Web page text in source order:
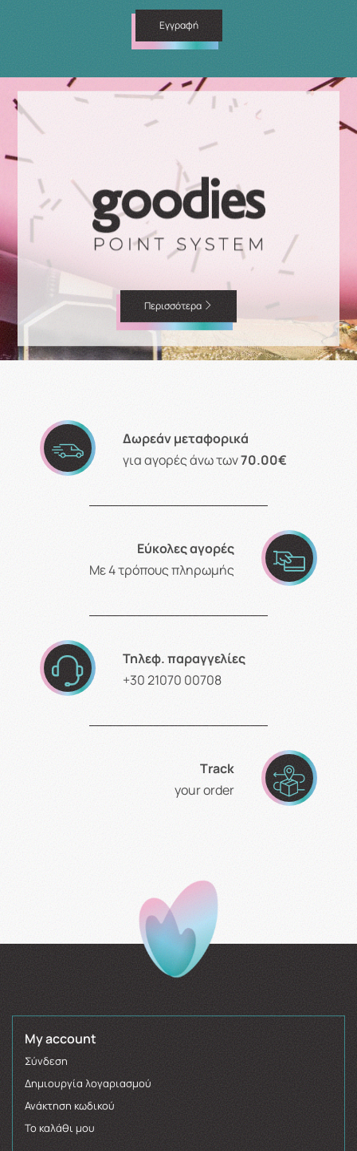
Εγγραφή
Περισσότερα
Δωρεάν μεταφορικά
για αγορές άνω των70.00€
Εύκολες αγορές
Με 4 τρόπους πληρωμής
Τηλεφ. παραγγελίες
+30 21070 00708
Τrack
your order
My account
Σύνδεση
Δημιουργία λογαριασμού
Ανάκτηση κωδικού
Το καλάθι μου